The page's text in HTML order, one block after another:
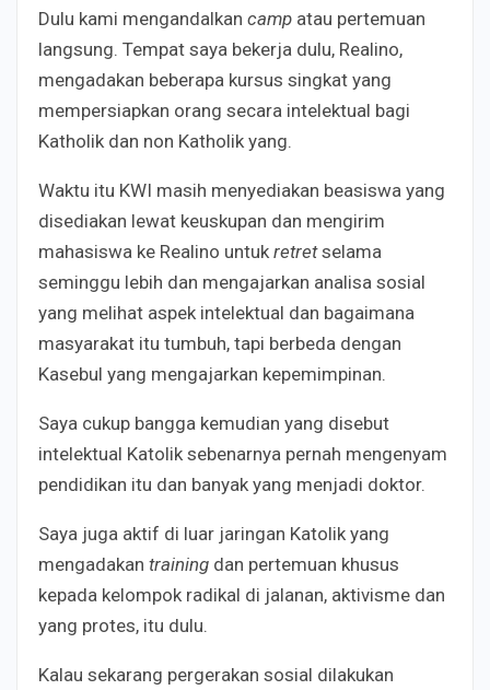
Dulu kami mengandalkan camp atau pertemuan
langsung. Tempat saya bekerja dulu, Realino,
mengadakan beberapa kursus singkat yang
mempersiapkan orang secara intelektual bagi
Katholik dan non Katholik yang.
Waktu itu KWI masih menyediakan beasiswa yang
disediakan lewat keuskupan dan mengirim
mahasiswa ke Realino untuk retretselama
seminggu lebih dan mengajarkan analisa sosial
yang melihat aspek intelektual dan bagaimana
masyarakat itu tumbuh, tapi berbeda dengan
Kasebul yang mengajarkan kepemimpinan.
Saya cukup bangga kemudian yang disebut
intelektual Katolik sebenarnya pernah mengenyam
pendidikan itu dan banyak yang menjadi doktor.
Saya juga aktif di luar jaringan Katolik yang
mengadakan training dan pertemuan khusus
kepada kelompok radikal di jalanan, aktivisme dan
yang protes, itu dulu.
Kalau sekarang pergerakan sosial dilakukan